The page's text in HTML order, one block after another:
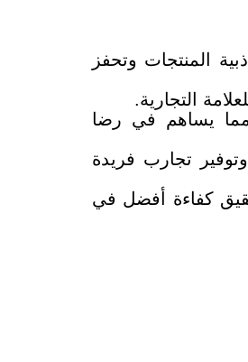
المنتجات وتحفز
التجارية.
يساهم في رضا
تجارب فريدة
كفاءة أفضل في